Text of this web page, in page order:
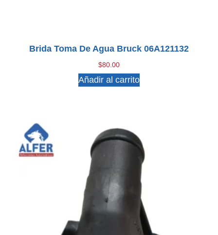
Brida Toma De Agua Bruck 06A121132
$80.00
Añadir al carrito